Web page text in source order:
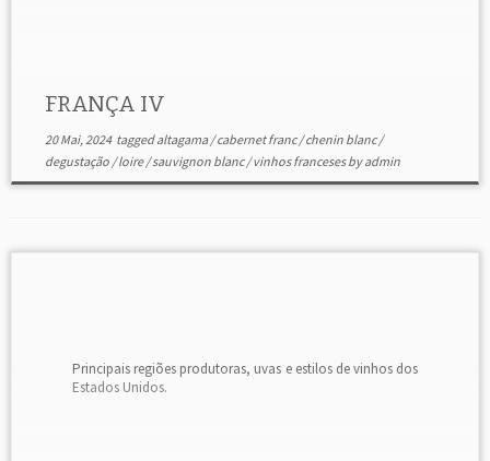
FRANÇA IV
20 Mai, 2024taggedaltagama/cabernet franc/chenin blanc/
degustação /loire/sauvignon blanc/vinhos francesesbyadmin
Principais regiões produtoras, uvas e estilos de vinhos dos
Estados Unidos.